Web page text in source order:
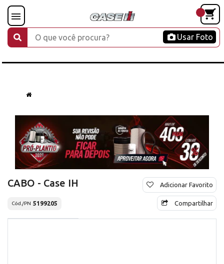
Usar Foto
CABO - Case IH
Cód./PN 5199205
Adicionar Favorito
Compartilhar